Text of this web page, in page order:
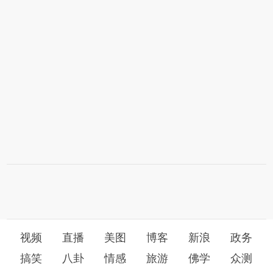
视频 直播 美图 博客 新浪
政务
搞笑
八卦 情感 旅游 佛学 众测